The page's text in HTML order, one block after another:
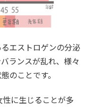
エストロゲンの分泌
ランスが乱れ、様々
のことです。
に生じることが多